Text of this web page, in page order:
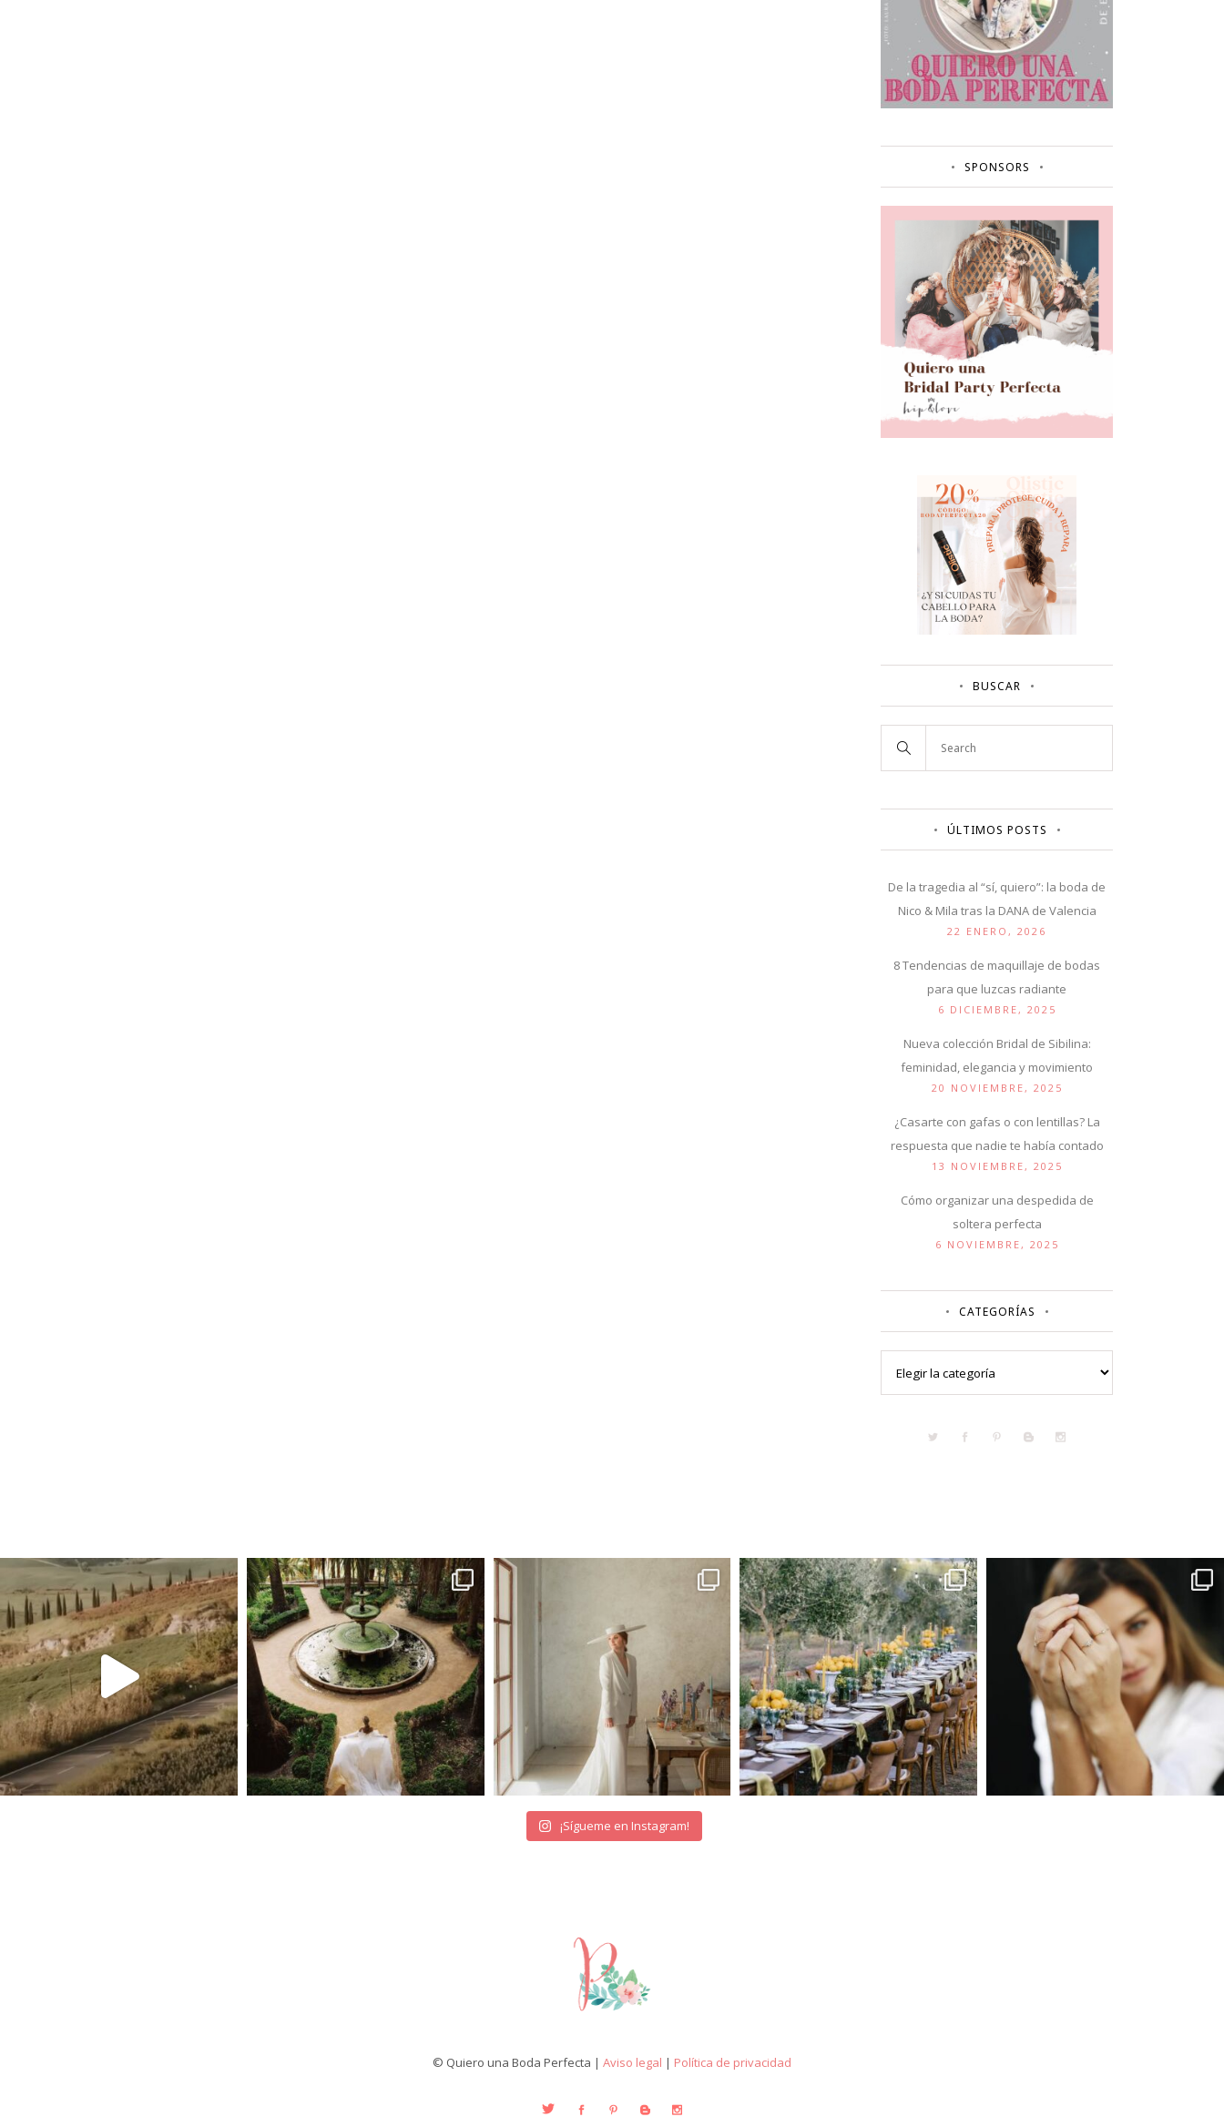
SPONSORS
BUSCAR
ÚLTIMOS POSTS
De la tragedia al “sí, quiero”: la boda de
Nico & Mila tras la DANA de Valencia
22 ENERO, 2026
8 Tendencias de maquillaje de bodas
para que luzcas radiante
6 DICIEMBRE, 2025
Nueva colección Bridal de Sibilina:
feminidad, elegancia y movimiento
20 NOVIEMBRE, 2025
¿Casarte con gafas o con lentillas? La
respuesta que nadie te había contado
13 NOVIEMBRE, 2025
Cómo organizar una despedida de
soltera perfecta
6 NOVIEMBRE, 2025
CATEGORÍAS
¡Sígueme en Instagram!
© Quiero una Boda Perfecta | Aviso legal | Política de privacidad